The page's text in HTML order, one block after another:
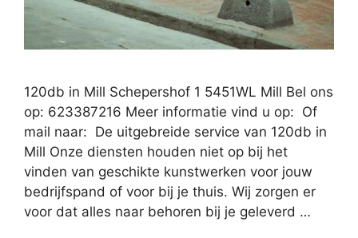
120db in Mill Schepershof 1 5451WL Mill Bel ons
op: 623387216 Meer informatie vind u op: Of
mail naar: De uitgebreide service van 120db in
Mill Onze diensten houden niet op bij het
vinden van geschikte kunstwerken voor jouw
bedrijfspand of voor bij je thuis. Wij zorgen er
voor dat alles naar behoren bij je geleverd …